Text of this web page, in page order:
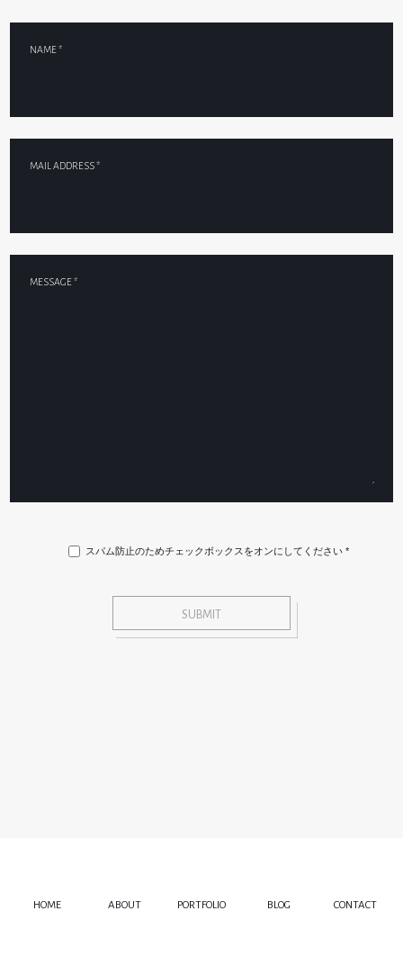
NAME *
MAIL ADDRESS *
MESSAGE *
スパム防止のためチェックボックスをオンにしてください *
HOME ABOUT PORTFOLIO BLOG CONTACT